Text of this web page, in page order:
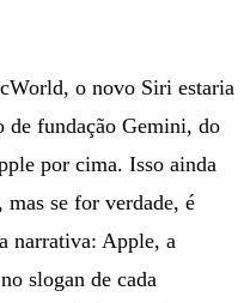
o novo Siri estaria
de fundação Gemini, do
por cima. Isso ainda
se for verdade, é
narrativa: Apple, a
slogan de cada